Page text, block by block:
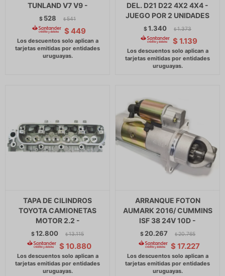
TUNLAND V7 V9 -
$ 528 $ 541
$ 449
DEL. D21 D22 4X2 4X4 -
JUEGO POR 2 UNIDADES
$1.340 $ 1.373
$ 1.139
TAPA DE CILINDROS
TOYOTA CAMIONETAS
MOTOR 2.2 -
$12.800 $ 13.115
$ 10.880
ARRANQUE FOTON
AUMARK 2016/ CUMMINS
ISF 38 24V 10D -
$ 20.267 $ 20.765
$ 17.227